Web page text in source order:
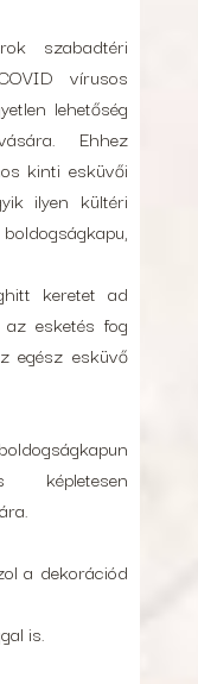
szabadtéri
vírusos
lehetőség
Ehhez
kinti esküvői
ilyen kültéri
keretet ad
esketés fog
egész esküvő
képletesen
a dekorációd
is.